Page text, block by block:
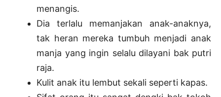
menangis.
Dia terlalu memanjakan anak-anaknya,
tak heran mereka tumbuh menjadi anak
manja yang ingin selalu dilayani bak putri
raja.
Kulit anak itu lembut sekali seperti kapas.